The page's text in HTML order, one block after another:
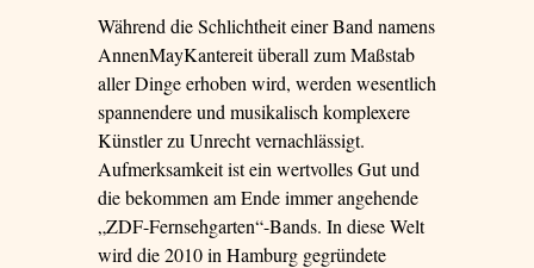
Während die Schlichtheit einer Band namens
AnnenMayKantereit überall zum Maßstab
aller Dinge erhoben wird, werden wesentlich
spannendere und musikalisch komplexere
Künstler zu Unrecht vernachlässigt.
Aufmerksamkeit ist ein wertvolles Gut und
die bekommen am Ende immer angehende
„ZDF-Fernsehgarten“-Bands. In diese Welt
wird die 2010 in Hamburg gegründete